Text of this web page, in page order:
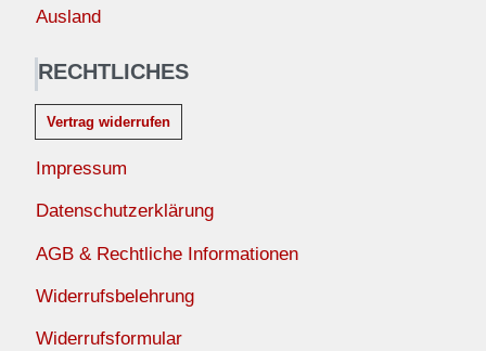
Ausland
RECHTLICHES
Vertrag widerrufen
Impressum
Datenschutzerklärung
AGB & Rechtliche Informationen
Widerrufsbelehrung
Widerrufsformular